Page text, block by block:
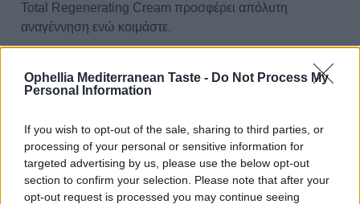
Ophellia Mediterranean Taste - Do Not Process My
Personal Information
If you wish to opt-out of the sale, sharing to third parties, or
processing of your personal or sensitive information for
targeted advertising by us, please use the below opt-out
section to confirm your selection. Please note that after your
opt-out request is processed you may continue seeing
GR
Total Regenerating Cream προσφέρει απόλυτη
αναγέννηση ενώ κοιμάστε.
κυττάρων και αυξάνει την αντοχή τους.
Τα αντιοξειδωτικά της επιτίθενται στους παράγοντες της
Η αρχέγονη ζωή των βλαστοκυττάρων απελευθερώνει
τις φυσικές δυνάμεις αναγέννησης και αναδόμησης του
δέρματος.
Εφαρμόζετε κάθε βράδυ πριν τον ύπνο και